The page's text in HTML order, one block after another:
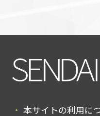
本サイトの利用に